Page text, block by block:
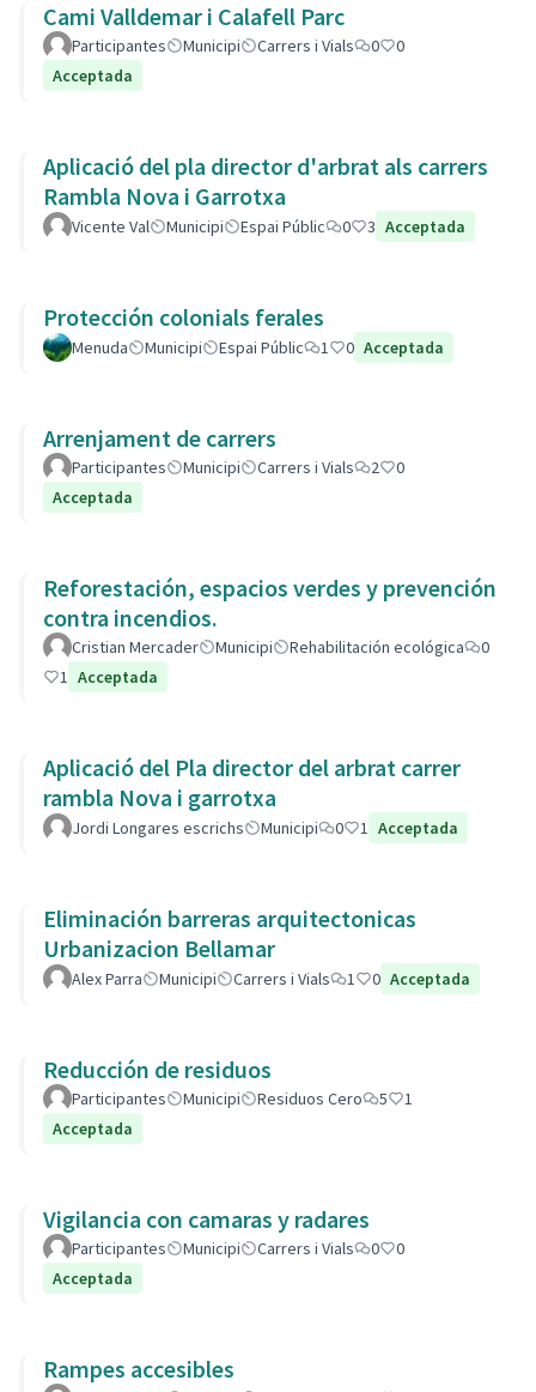
Cami Valldemar i Calafell Parc
Participantes Municipi Carrers i Vials 0
0
Acceptada
Aplicació del pla director d'arbrat als carrers
Rambla Nova i Garrotxa
Vicente Val Municipi Espai Públic 0 3 Acceptada
Protección colonials ferales
Menuda Municipi Espai Públic 1 0 Acceptada
Arrenjament de carrers
Participantes Municipi Carrers i Vials 2
0
Acceptada
Reforestación, espacios verdes y prevención
contra incendios.
Cristian Mercader Municipi Rehabilitación ecológica
0
1 Acceptada
Aplicació del Pla director del arbrat carrer
rambla Nova i garrotxa
Jordi Longares escrichs Municipi 0 1 Acceptada
Eliminación barreras arquitectonicas
Urbanizacion Bellamar
Alex Parra Municipi Carrers i Vials 1 0 Acceptada
Reducción de residuos
Participantes Municipi Residuos Cero 5
1
Acceptada
Vigilancia con camaras y radares
Participantes Municipi Carrers i Vials 0
0
Acceptada
Rampes accesibles